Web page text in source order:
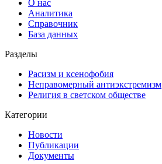
О нас
Аналитика
Справочник
База данных
Разделы
Расизм и ксенофобия
Неправомерный антиэкстремизм
Религия в светском обществе
Категории
Новости
Публикации
Документы